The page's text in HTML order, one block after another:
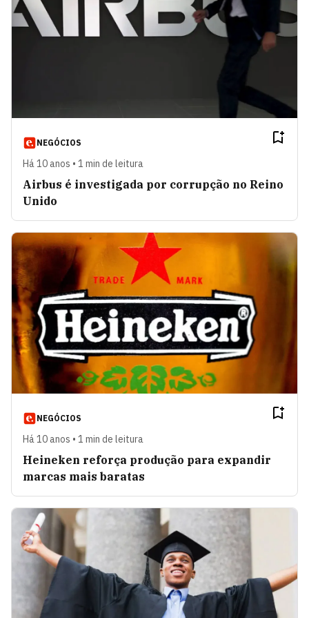
NEGÓCIOS
Há 10 anos • 1 min de leitura
Airbus é investigada por corrupção no Reino
Unido
NEGÓCIOS
Há 10 anos • 1 min de leitura
Heineken reforça produção para expandir
marcas mais baratas